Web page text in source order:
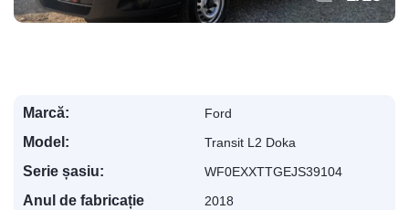
Marcă: Ford
Model: Transit L2 Doka
Serie șasiu: WF0EXXTTGEJS39104
Anul de fabricație
2018